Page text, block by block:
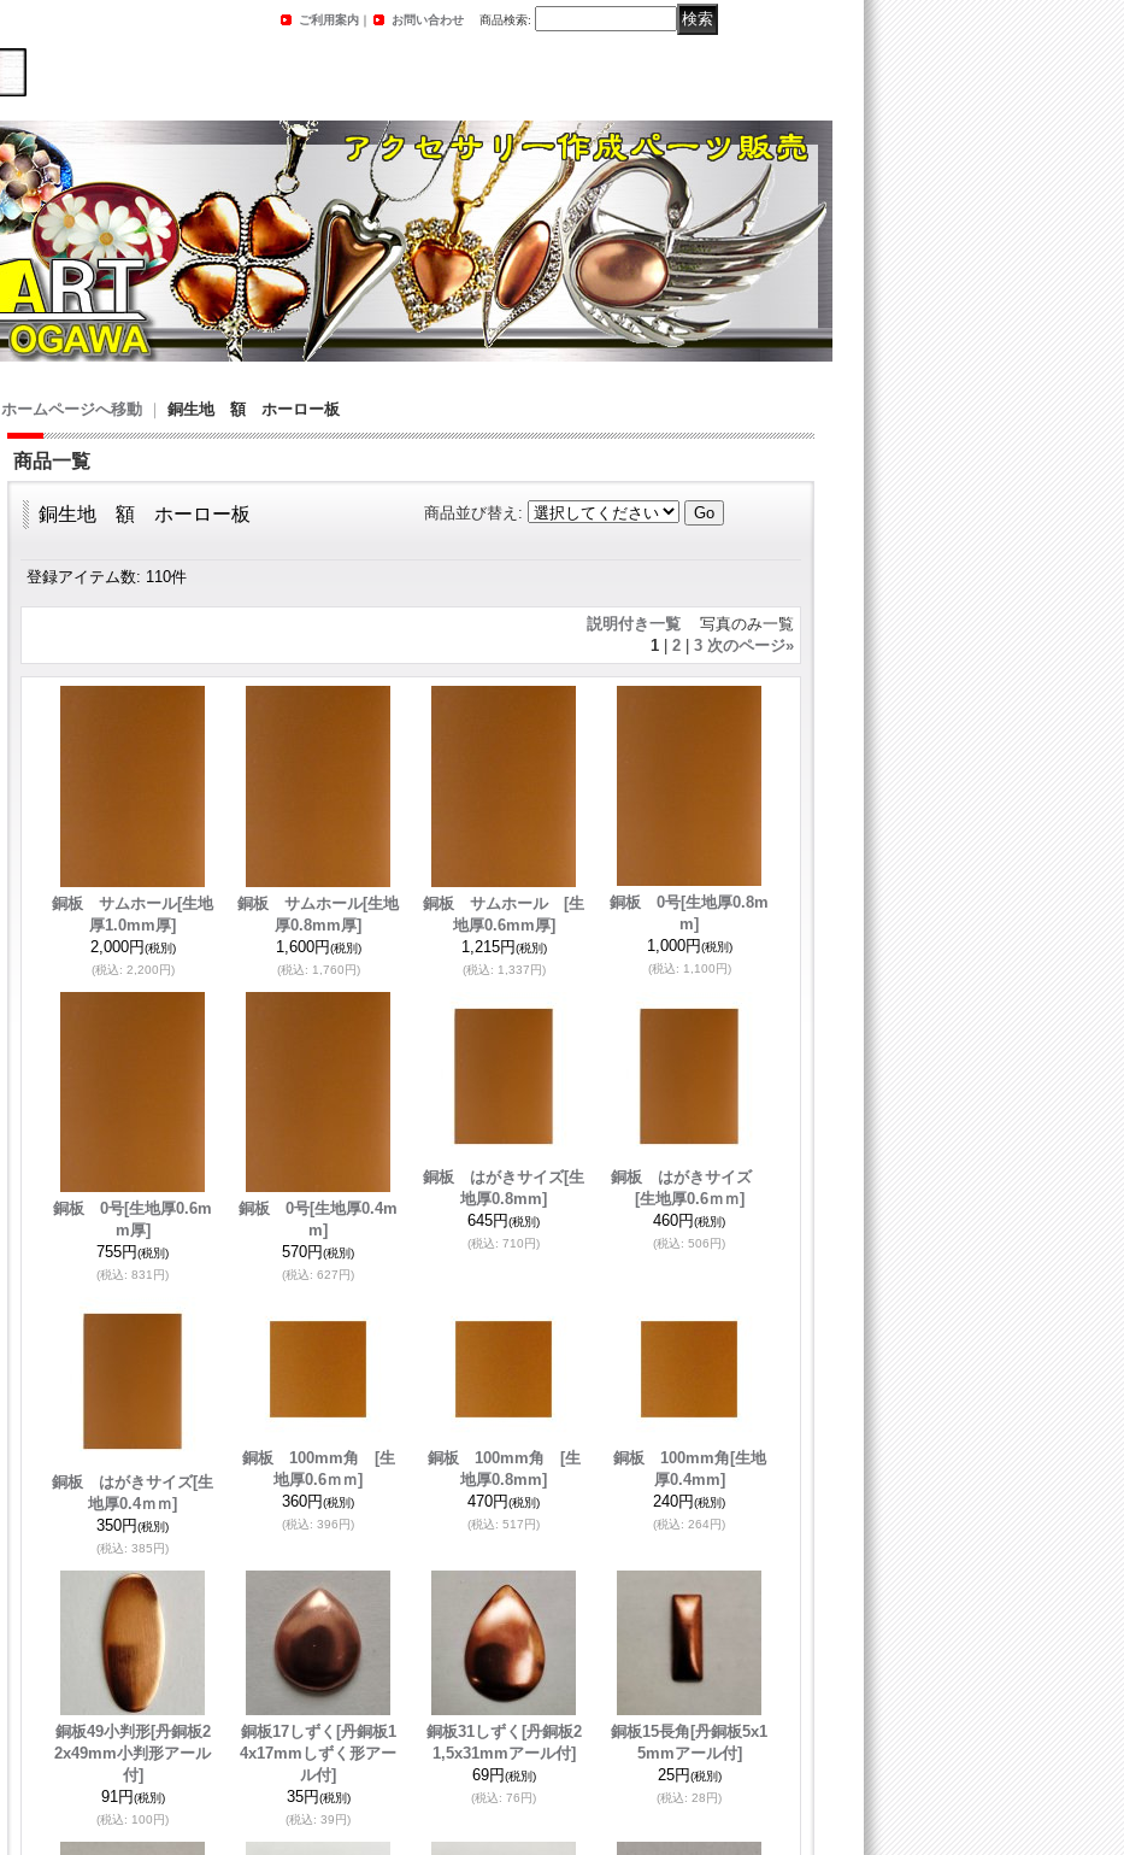
ご利用案内 ｜ お問い合わせ 商品検索:
ホームページへ移動 銅生地 額 ホーロー板
商品一覧
銅生地 額 ホーロー板 商品並び替え :
登録アイテム数: 110件
説明付き一覧 写真のみ一覧
1
2 3 次のページ»
銅板 サムホール[生地
厚1.0mm厚]
2,000円(税別)
(税込: 2,200円)
銅板 サムホール[生地
厚0.8mm厚]
1,600円(税別)
(税込: 1,760円)
銅板 サムホール
[生
地厚0.6mm厚]
1,215円(税別)
(税込: 1,337円)
銅板 0号[生地厚0.8m
m]
1,000円(税別)
(税込: 1,100円)
銅板 0号[生地厚0.6m
m厚]
755円(税別)
(税込: 831円)
銅板 0号[生地厚0.4m
m]
570円(税別)
(税込: 627円)
銅板 はがきサイズ[生
地厚0.8mm]
645円(税別)
(税込: 710円)
銅板 はがきサイズ
[生地厚0.6ｍｍ]
460円(税別)
(税込: 506円)
銅板 はがきサイズ[生
地厚0.4ｍｍ]
350円(税別)
(税込: 385円)
銅板 100mm角
[生
地厚0.6ｍｍ]
360円(税別)
(税込: 396円)
銅板 100mm角
[生
地厚0.8mm]
470円(税別)
(税込: 517円)
銅板 100mm角 [生地
厚0.4mm]
240円(税別)
(税込: 264円)
銅板49小判形[丹銅板2
2x49mm小判形アール
付]
91円(税別)
(税込: 100円)
銅板17しずく [丹銅板1
4x17mmしずく形アー
ル付]
35円(税別)
(税込: 39円)
銅板31しずく [丹銅板2
1,5x31mmアール付]
69円(税別)
(税込: 76円)
銅板15長角 [丹銅板5x1
5mmアール付]
25円(税別)
(税込: 28円)